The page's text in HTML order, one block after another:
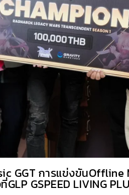
GGT การแข่งขัน
GSPEED LIVING